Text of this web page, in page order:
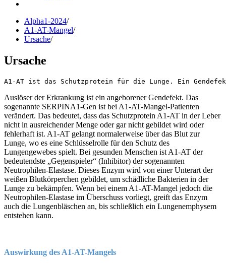
Alpha1-2024/
A1-AT-Mangel/
Ursache/
Ursache
A1-AT ist das Schutzprotein für die Lunge. Ein
Auslöser der Erkrankung ist ein angeborener Gendefekt. Das
sogenannte SERPINA1-Gen ist bei A1-AT-Mangel-Patienten
verändert. Das bedeutet, dass das Schutzprotein A1-AT in der Leber
nicht in ausreichender Menge oder gar nicht gebildet wird oder
fehlerhaft ist. A1-AT gelangt normalerweise über das Blut zur
Lunge, wo es eine Schlüsselrolle für den Schutz des
Lungengewebes spielt. Bei gesunden Menschen ist A1-AT der
bedeutendste „Gegenspieler“ (Inhibitor) der sogenannten
Neutrophilen-Elastase. Dieses Enzym wird von einer Unterart der
weißen Blutkörperchen gebildet, um schädliche Bakterien in der
Lunge zu bekämpfen. Wenn bei einem A1-AT-Mangel jedoch die
Neutrophilen-Elastase im Überschuss vorliegt, greift das Enzym
auch die Lungenbläschen an, bis schließlich ein Lungenemphysem
entstehen kann.
Auswirkung des A1-AT-Mangels